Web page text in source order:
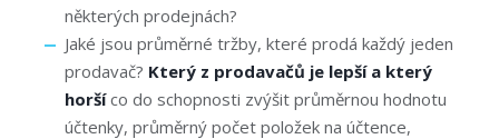
některých prodejnách?
Jaké jsou průměrné tržby, které prodá každý jeden
prodavač? Který z prodavačů je lepší a který
horšíco do schopnosti zvýšit průměrnou hodnotu
účtenky, průměrný počet položek na účtence,